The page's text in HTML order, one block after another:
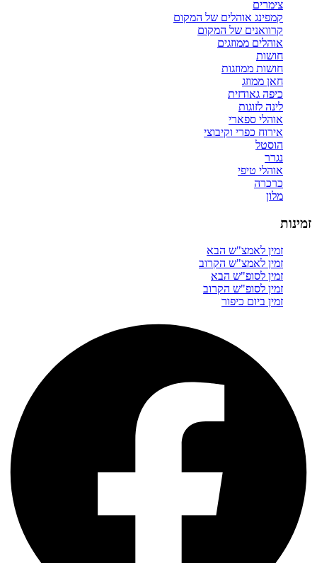
צימרים
קמפינג אוהלים של המקום
קרוואנים של המקום
אוהלים ממוזגים
חושות
חושות ממוזגות
חאן ממוזג
כיפה גאודזית
לינה לזוגות
אוהלי ספארי
אירוח כפרי וקיבוצי
הוסטל
נגרר
אוהלי טיפי
כרכרה
מלון
זמינות
זמין לאמצ"ש הבא
זמין לאמצ"ש הקרוב
זמין לסופ"ש הבא
זמין לסופ"ש הקרוב
זמין ביום כיפור